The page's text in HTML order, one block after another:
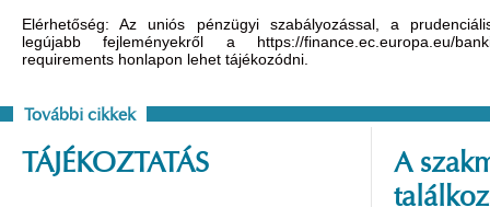
Elérhetőség: Az uniós pénzügyi szabályozással, a
legújabb fejleményekről a https://finance.ec.europa.eu/
requirements honlapon lehet tájékozódni.
További cikkek
TÁJÉKOZTATÁS
A